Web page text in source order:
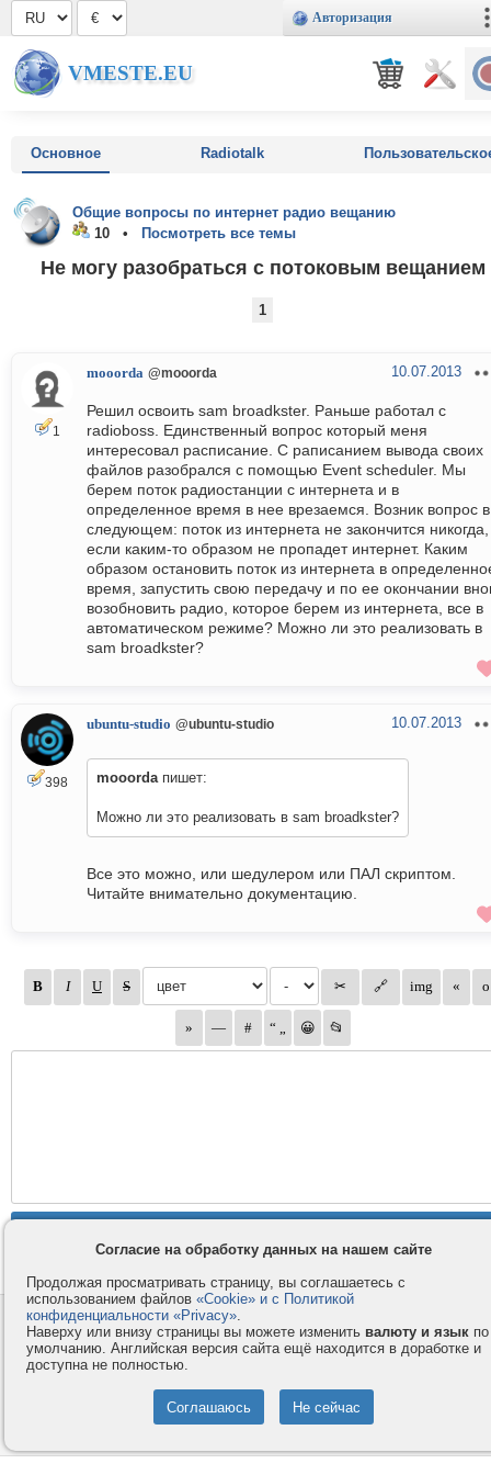
Авторизация
VMESTE.EU
Основное Radiotalk
Общие вопросы по интернет радио вещанию
10 •
Посмотреть все темы
Не могу разобраться с потоковым вещанием
1
1
mooorda @mooorda 10.07.2013
Решил освоить sam broadkster. Раньше работал с
radioboss. Единственный вопрос который меня
интересовал расписание. С раписанием вывода своих
файлов разобрался с помощью Event scheduler. Мы
берем поток радиостанции с интернета и в
определенное время в нее врезаемся. Возник вопрос в
следующем: поток из интернета не закончится никогда,
если каким-то образом не пропадет интернет. Каким
образом остановить поток из интернета в
время, запустить свою передачу и по ее окончании
возобновить радио, которое берем из интернета, все в
автоматическом режиме? Можно ли это реализовать в
sam broadkster?
398
ubuntu-studio @ubuntu-studio 10.07.2013
mooordaпишет:
Можно ли это реализовать в sam broadkster?
Все это можно, или шедулером или ПАЛ скриптом.
Читайте внимательно документацию.
Контакты
Компания
Правила и условия
Услуги
Форумы
© 2008-2026VMESTE.EU - Все права защищены.
Согласие на обработку данных на нашем сайте
Продолжая просматривать страницу, вы соглашаетесь с
использованием файлов «Cookie» и с Политикой
конфиденциальности «Privacy».
Наверху или внизу страницы вы можете изменить валюту и язык по
умолчанию. Английская версия сайта ещё находится в доработке и
доступна не полностью.